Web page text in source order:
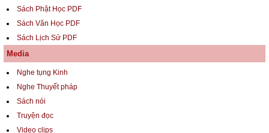
Sách Phật Học PDF
Sách Văn Học PDF
Sách Lịch Sử PDF
Media
Nghe tụng Kinh
Nghe Thuyết pháp
Sách nói
Truyện đọc
Video clips